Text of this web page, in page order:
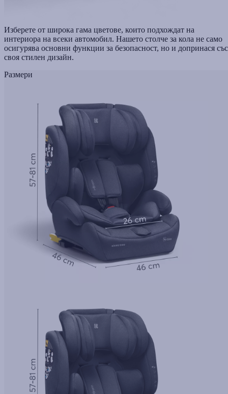
Изберете от широка гама цветове, които подхождат на
интериора на всеки автомобил. Нашето столче за кола не само
осигурява основни функции за безопасност, но и допринася със
своя стилен дизайн.
Размери